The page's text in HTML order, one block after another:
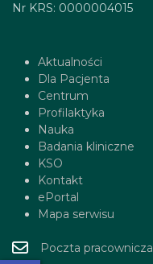
Nr KRS: 0000004015
Aktualności
Dla Pacjenta
Centrum
Profilaktyka
Nauka
Badania kliniczne
KSO
Kontakt
ePortal
Mapa serwisu
Poczta pracownicza